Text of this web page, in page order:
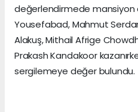
değerlendirmede mansiyon
Yousefabad, Mahmut
Alakuş, Mithail Afrige
Prakash Kandakoor
sergilemeye değer bulundu.